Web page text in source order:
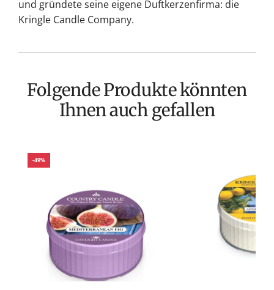
und gründete seine eigene Duftkerzenfirma: die
Kringle Candle Company.
Folgende Produkte könnten
Ihnen auch gefallen
-49%